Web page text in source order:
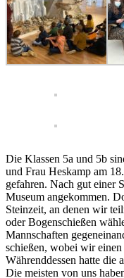
Die Klassen 5a und 5b
und Frau Heskamp am
gefahren. Nach gut einer
Museum angekommen.
Steinzeit, an denen wir
oder Bogenschießen
Mannschaften
schießen, wobei wir
Währenddessen hatte die
Die meisten von uns